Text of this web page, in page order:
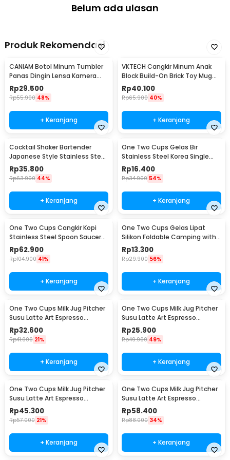
Belum ada ulasan
Produk Rekomendasi
CANIAM Botol Minum Tumbler
Panas Dingin Lensa Kamera
24-105mm 400ml
Rp29.500
Rp55.900 48%
+ Keranjang
VKTECH Cangkir Minum Anak
Block Build-On Brick Toy Mug
350ml - 936SN
Rp40.100
Rp65.900 40%
+ Keranjang
Cocktail Shaker Bartender
Japanese Style Stainless Steel
200ml
Rp35.800
Rp63.900 44%
+ Keranjang
One Two Cups Gelas Bir
Stainless Steel Korea Single
Wall Glass 180ml - J070
Rp16.400
Rp34.900 54%
+ Keranjang
One Two Cups Cangkir Kopi
Stainless Steel Spoon Saucer
Cup 120ml - 201
Rp62.900
Rp104.900 41%
+ Keranjang
One Two Cups Gelas Lipat
Silikon Foldable Camping with
Strap 200ml - F120
Rp13.300
Rp29.900 56%
+ Keranjang
One Two Cups Milk Jug Pitcher
Susu Latte Art Espresso
Stainless Steel 350ml - J068
Rp32.600
Rp41.000 21%
+ Keranjang
One Two Cups Milk Jug Pitcher
Susu Latte Art Espresso
Stainless Steel 150ml - J068
Rp25.900
Rp49.900 49%
+ Keranjang
One Two Cups Milk Jug Pitcher
Susu Latte Art Espresso
Stainless Steel 600ml - J068
Rp45.300
Rp57.000 21%
+ Keranjang
One Two Cups Milk Jug Pitcher
Susu Latte Art Espresso
Stainless Steel 900ml - J068
Rp58.400
Rp88.000 34%
+ Keranjang